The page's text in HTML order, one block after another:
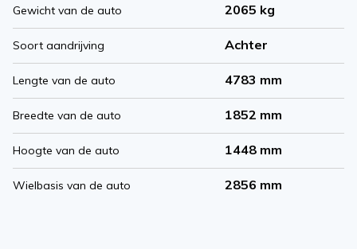
Gewicht van de auto 2065 kg
Soort aandrijving Achter
Lengte van de auto 4783 mm
Breedte van de auto 1852 mm
Hoogte van de auto 1448 mm
Wielbasis van de auto 2856 mm